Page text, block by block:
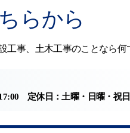
らから
事、土木工事のことなら何
定休日：土曜・日曜・祝日